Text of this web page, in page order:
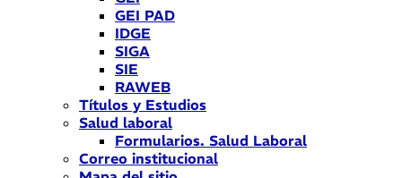
GEI PAD
IDGE
SIGA
SIE
RAWEB
Títulos y Estudios
Salud laboral
Formularios. Salud Laboral
Correo institucional